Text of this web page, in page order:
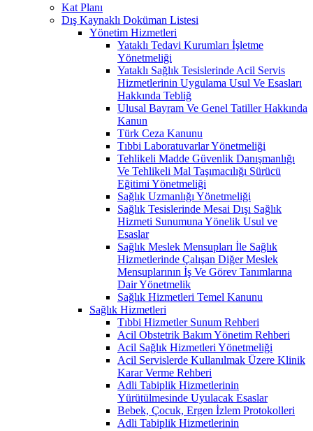
Kat Planı
Dış Kaynaklı Doküman Listesi
Yönetim Hizmetleri
Yataklı Tedavi Kurumları İşletme
Yönetmeliği
Yataklı Sağlık Tesislerinde Acil Servis
Hizmetlerinin Uygulama Usul Ve Esasları
Hakkında Tebliğ
Ulusal Bayram Ve Genel Tatiller Hakkında
Kanun
Türk Ceza Kanunu
Tıbbi Laboratuvarlar Yönetmeliği
Tehlikeli Madde Güvenlik Danışmanlığı
Ve Tehlikeli Mal Taşımacılığı Sürücü
Eğitimi Yönetmeliği
Sağlık Uzmanlığı Yönetmeliği
Sağlık Tesislerinde Mesai Dışı Sağlık
Hizmeti Sunumuna Yönelik Usul ve
Esaslar
Sağlık Meslek Mensupları İle Sağlık
Hizmetlerinde Çalışan Diğer Meslek
Mensuplarının İş Ve Görev Tanımlarına
Dair Yönetmelik
Sağlık Hizmetleri Temel Kanunu
Sağlık Hizmetleri
Tıbbi Hizmetler Sunum Rehberi
Acil Obstetrik Bakım Yönetim Rehberi
Acil Sağlık Hizmetleri Yönetmeliği
Acil Servislerde Kullanılmak Üzere Klinik
Karar Verme Rehberi
Adli Tabiplik Hizmetlerinin
Yürütülmesinde Uyulacak Esaslar
Bebek, Çocuk, Ergen İzlem Protokolleri
Adli Tabiplik Hizmetlerinin